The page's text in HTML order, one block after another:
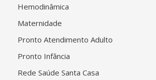
Hemodinâmica
Maternidade
Pronto Atendimento Adulto
Pronto Infância
Rede Saúde Santa Casa